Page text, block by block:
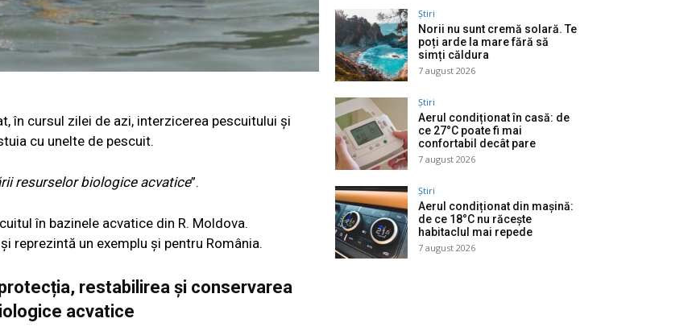
în cursul zilei de azi, interzicerea pescuitului și
cu unelte de pescuit.
resurselor biologice acvatice”.
în bazinele acvatice din R. Moldova.
reprezintă un exemplu și pentru România.
restabilirea și conservarea
acvatice
Știri
Norii nu sunt cremă solară. Te
poți arde la mare fără să
simți căldura
7 august 2026
Știri
Aerul condiționat în casă: de
ce 27°C poate fi mai
confortabil decât pare
7 august 2026
Știri
Aerul condiționat din mașină:
de ce 18°C nu răcește
habitaclul mai repede
7 august 2026